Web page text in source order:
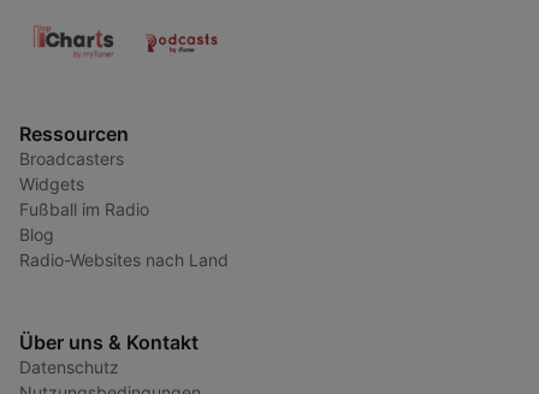
Ressourcen
Broadcasters
Widgets
Fußball im Radio
Blog
Radio-Websites nach Land
Über uns & Kontakt
Datenschutz